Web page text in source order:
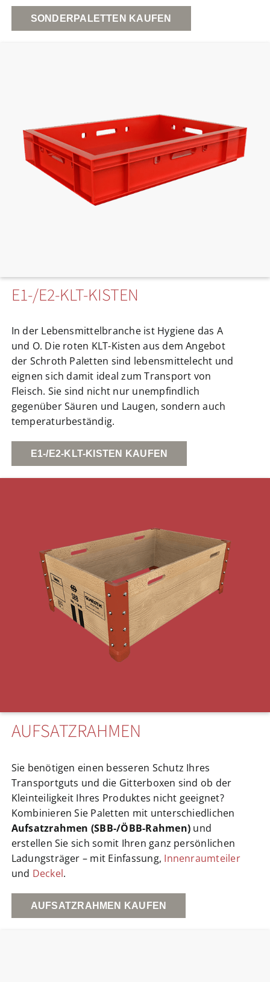
SONDERPALETTEN KAUFEN
E1-/E2-KLT-KISTEN
In der Lebensmittelbranche ist Hygiene das A
und O. Die roten KLT-Kisten aus dem Angebot
der Schroth Paletten sind lebensmittelecht und
eignen sich damit ideal zum Transport von
Fleisch. Sie sind nicht nur unempfindlich
gegenüber Säuren und Laugen, sondern auch
temperaturbeständig.
E1-/E2-KLT-KISTEN KAUFEN
AUFSATZRAHMEN
Sie benötigen einen besseren Schutz Ihres
Transportguts und die Gitterboxen sind ob der
Kleinteiligkeit Ihres Produktes nicht geeignet?
Kombinieren Sie Paletten mit unterschiedlichen
Aufsatzrahmen (SBB-/ÖBB-Rahmen) und
erstellen Sie sich somit Ihren ganz persönlichen
Ladungsträger – mit Einfassung, Innenraumteiler
und Deckel.
AUFSATZRAHMEN KAUFEN